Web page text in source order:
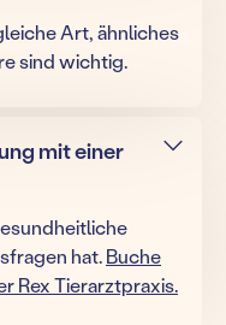
Art, ähnliches
sind wichtig.
mit einer
hat.Buche
Rex Tierarztpraxis.